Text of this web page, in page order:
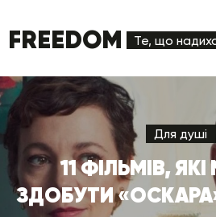
FREEDOM Те, що
Для душі
11 ФІЛЬМІВ,
ЗДОБУТИ